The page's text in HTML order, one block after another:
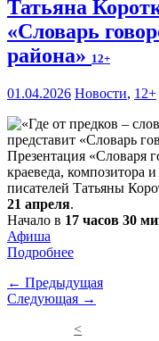
Татьяна
«Словарь
района» 12+
01.04.2026 Новости, 12+
Презентация «Словаря
краеведа, композитора
писателей Татьяны
21 апреля.
Начало в 17 часов 30
Афиша
Подробнее
← Предыдущая
Следующая →
<